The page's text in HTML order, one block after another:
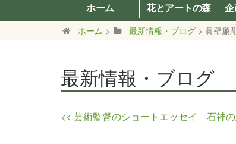
ホーム 花とアートの森
ホーム > 最新情報・ブログ > 眞壁廉
最新情報・ブログ
<< 芸術監督のショートエッセイ 石神